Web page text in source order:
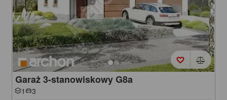
Garaż 3-stanowiskowy G8a
1 3